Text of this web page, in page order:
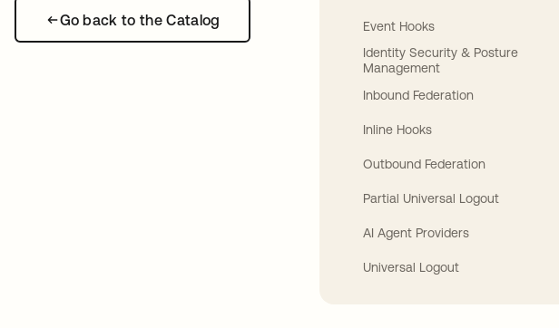
Go back to the Catalog
Event Hooks
Identity Security & Posture
Management
Inbound Federation
Inline Hooks
Outbound Federation
Partial Universal Logout
AI Agent Providers
Universal Logout